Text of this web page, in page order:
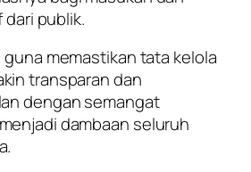
publik.
guna memastikan tata kelola
transparan dan
dengan semangat
dambaan seluruh